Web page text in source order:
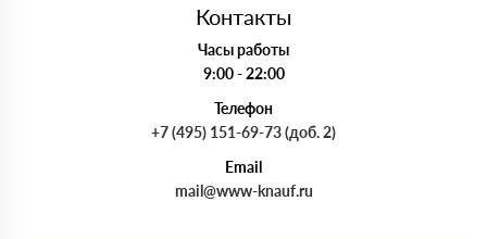
Контакты
Часы работы
9:00 - 22:00
Телефон
+7 (495) 151-69-73 (доб. 2)
Email
mail@www-knauf.ru